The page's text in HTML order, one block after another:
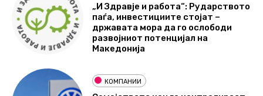
„И Здравје и работа“: Рударството
паѓа, инвестициите стојат –
државата мора да го ослободи
развојниот потенцијал на
Македонија
КОМПАНИИ